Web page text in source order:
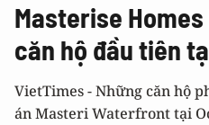
Masterise
căn hộ đầu tiên
VietTimes - Những căn hộ
án Masteri Waterfront tại